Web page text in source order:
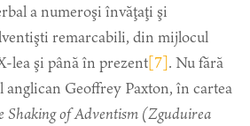
a numeroşi învăţaţi şi
remarcabili, din mijlocul
lea şi până în prezent[7]. Nu fără
anglican Geoffrey Paxton, în cartea
Shaking of Adventism (Zguduirea